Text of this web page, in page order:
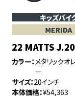
キッズバイ
MERIDA
22 MATTS J.20
カラー メタリックオ
ー
サイズ 20インチ
本体価格 ¥54,363